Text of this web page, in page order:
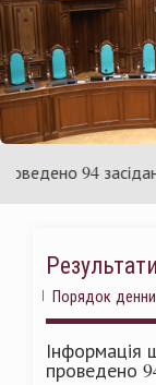
94 засідання
Порядок
проведено